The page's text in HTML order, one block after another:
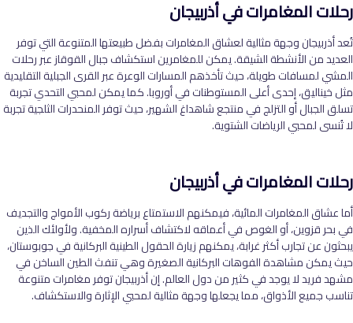
رحلات المغامرات في أذربيجان
تُعد أذربيجان وجهة مثالية لعشاق المغامرات بفضل طبيعتها المتنوعة التي توفر
العديد من الأنشطة الشيقة. يمكن للمغامرين استكشاف جبال القوقاز عبر رحلات
المشي لمسافات طويلة، حيث تأخذهم المسارات الوعرة عبر القرى الجبلية التقليدية
مثل خيناليق، إحدى أعلى المستوطنات في أوروبا. كما يمكن لمحبي التحدي تجربة
تسلق الجبال أو التزلج في منتجع شاهداغ الشهير، حيث توفر المنحدرات الثلجية تجربة
لا تُنسى لمحبي الرياضات الشتوية.
رحلات المغامرات في أذربيجان
أما عشاق المغامرات المائية، فيمكنهم الاستمتاع برياضة ركوب الأمواج والتجديف
في بحر قزوين، أو الغوص في أعماقه لاكتشاف أسراره المخفية. ولأولئك الذين
يبحثون عن تجارب أكثر غرابة، يمكنهم زيارة الحقول الطينية البركانية في جوبوستان،
حيث يمكن مشاهدة الفوهات البركانية الصغيرة وهي تنفث الطين الساخن في
مشهد فريد لا يوجد في كثير من دول العالم. إن أذربيجان توفر مغامرات متنوعة
تناسب جميع الأذواق، مما يجعلها وجهة مثالية لمحبي الإثارة والاستكشاف.